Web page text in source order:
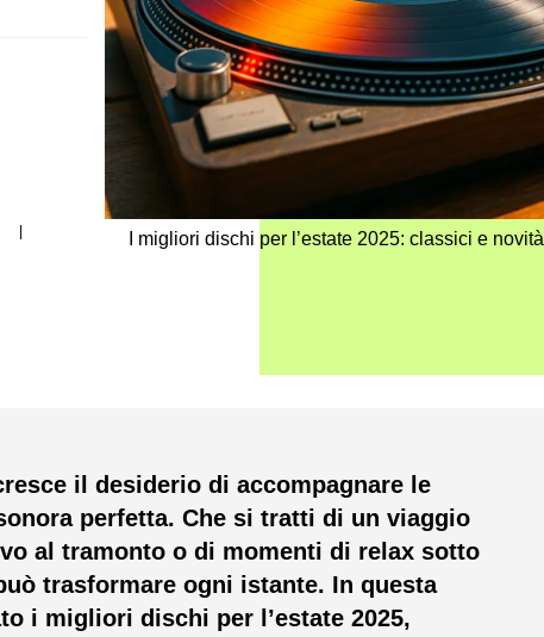
I migliori dischi per l’estate 2025: classici e novità
il desiderio di accompagnare le
perfetta. Che si tratti di un viaggio
al tramonto o di momenti di relax sotto
trasformare ogni istante. In questa
i migliori dischi per l’estate 2025,